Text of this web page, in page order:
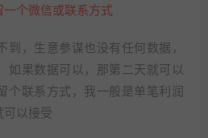
个微信或联系方式
到，生意参谋也没有任何数据，
如果数据可以，那第二天就可以
个联系方式，我一般是单笔利润
可以接受